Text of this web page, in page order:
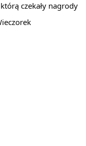
czekały nagrody